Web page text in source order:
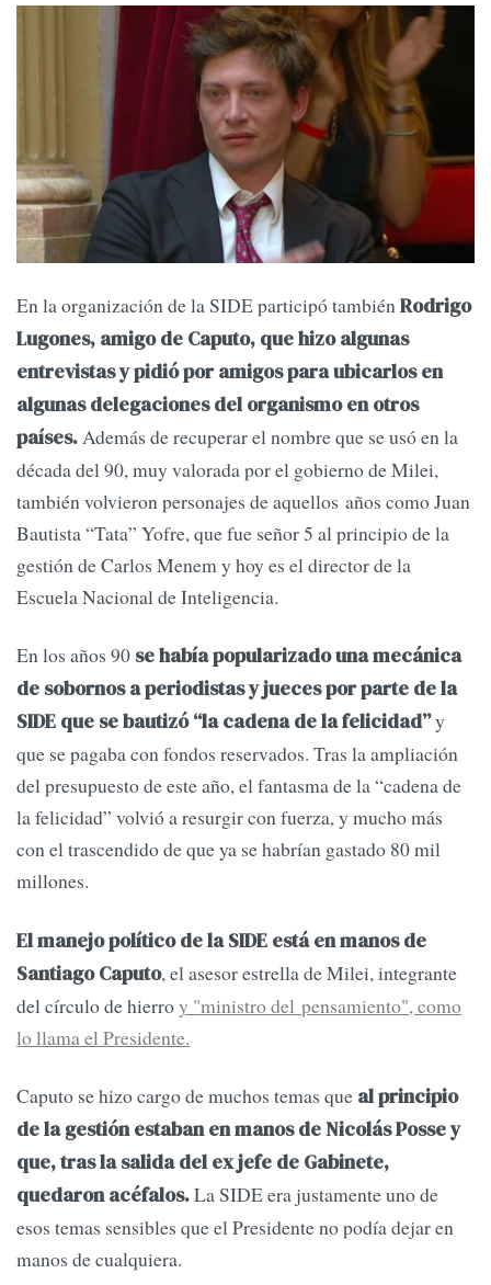
En la organización de la SIDE participó tambiénRodrigo
Lugones, amigo de Caputo, que hizo algunas
entrevistas y pidió por amigos para ubicarlos en
algunas delegaciones del organismo en otros
países.Además de recuperar el nombre que se usó en la
década del 90, muy valorada por el gobierno de Milei,
también volvieron personajes de aquellos años como Juan
Bautista “Tata” Yofre, que fue señor 5 al principio de la
gestión de Carlos Menem y hoy es el director de la
Escuela Nacional de Inteligencia.
En los años 90 se había popularizado una mecánica
de sobornos a periodistas y jueces por parte de la
SIDE que se bautizó “la cadena de la felicidad”y
que se pagaba con fondos reservados. Tras la ampliación
del presupuesto de este año, el fantasma de la “cadena de
la felicidad” volvió a resurgir con fuerza, y mucho más
con el trascendido de que ya se habrían gastado 80 mil
millones.
El manejo político de la SIDE está en manos de
Santiago Caputo, el asesor estrella de Milei, integrante
del círculo de hierroy "ministro del pensamiento", como
lo llama el Presidente.
Caputo se hizo cargo de muchos temas que al principio
de la gestión estaban en manos de Nicolás Posse y
que, tras la salida del ex jefe de Gabinete,
quedaron acéfalos.La SIDE era justamente uno de
esos temas sensibles que el Presidente no podía dejar en
manos de cualquiera.